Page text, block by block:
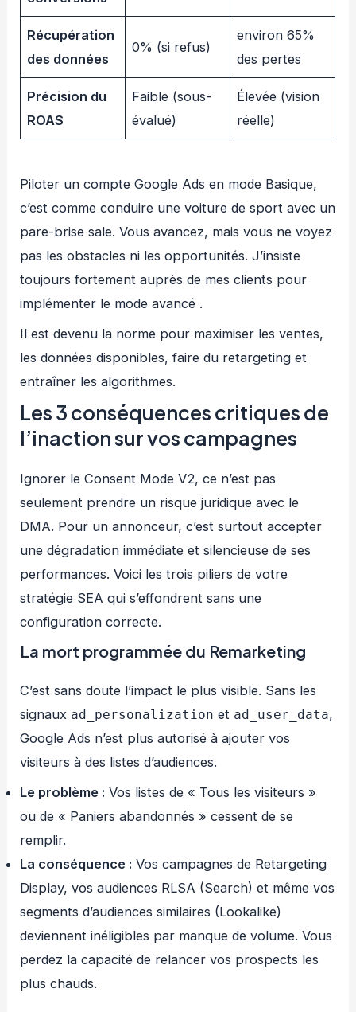
Récupération
des données
0% (si refus)
environ 65%
des pertes
Précision du
ROAS
Faible (sous-
évalué)
Élevée (vision
réelle)
Piloter un compte Google Ads en mode Basique,
c’est comme conduire une voiture de sport avec un
pare-brise sale. Vous avancez, mais vous ne voyez
pas les obstacles ni les opportunités. J’insiste
toujours fortement auprès de mes clients pour
implémenter le mode avancé .
Il est devenu la norme pour maximiser les ventes,
les données disponibles, faire du retargeting et
entraîner les algorithmes.
Les 3 conséquences critiques de
l’inaction sur vos campagnes
Ignorer le Consent Mode V2, ce n’est pas
seulement prendre un risque juridique avec le
DMA. Pour un annonceur, c’est surtout accepter
une dégradation immédiate et silencieuse de ses
performances. Voici les trois piliers de votre
stratégie SEA qui s’effondrent sans une
configuration correcte.
La mort programmée du Remarketing
C’est sans doute l’impact le plus visible. Sans les
signaux ad_personalization et ad_user_data,
Google Ads n’est plus autorisé à ajouter vos
visiteurs à des listes d’audiences.
Le problème : Vos listes de « Tous les visiteurs »
ou de « Paniers abandonnés » cessent de se
remplir.
La conséquence : Vos campagnes de Retargeting
Display, vos audiences RLSA (Search) et même vos
segments d’audiences similaires (Lookalike)
deviennent inéligibles par manque de volume. Vous
perdez la capacité de relancer vos prospects les
plus chauds.